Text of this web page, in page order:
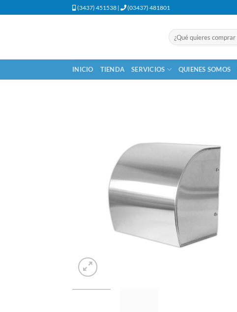
al
(3437) 451538 | (03437) 481801
Buscar
por:
INICIO TIENDA SERVICIOS QUIENES SOMOS